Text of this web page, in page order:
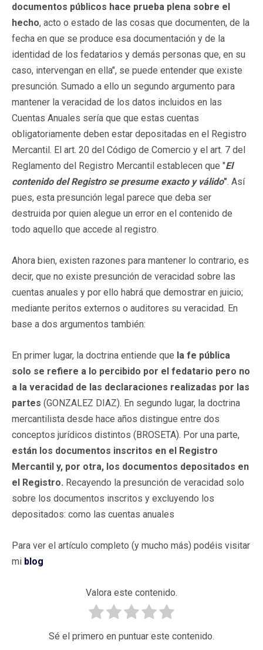
documentos públicos hace prueba plena sobre el
hecho, acto o estado de las cosas que documenten, de la
fecha en que se produce esa documentación y de la
identidad de los fedatarios y demás personas que, en su
caso, intervengan en ella", se puede entender que existe
presunción. Sumado a ello un segundo argumento para
mantener la veracidad de los datos incluidos en las
Cuentas Anuales sería que que estas cuentas
obligatoriamente deben estar depositadas en el Registro
Mercantil. El art. 20 del Código de Comercio y el art. 7 del
Reglamento del Registro Mercantil establecen que "El
contenido del Registro se presume exacto y válido". Así
pues, esta presunción legal parece que deba ser
destruida por quien alegue un error en el contenido de
todo aquello que accede al registro.
Ahora bien, existen razones para mantener lo contrario, es
decir, que no existe presunción de veracidad sobre las
cuentas anuales y por ello habrá que demostrar en juicio;
mediante peritos externos o auditores su veracidad. En
base a dos argumentos también:
En primer lugar, la doctrina entiende que la fe pública
solo se refiere a lo percibido por el fedatario pero no
a la veracidad de las declaraciones realizadas por las
partes (GONZALEZ DIAZ). En segundo lugar, la doctrina
mercantilista desde hace años distingue entre dos
conceptos jurídicos distintos (BROSETA). Por una parte,
están los documentos inscritos en el Registro
Mercantil y, por otra, los documentos depositados en
el Registro. Recayendo la presunción de veracidad solo
sobre los documentos inscritos y excluyendo los
depositados: como las cuentas anuales
Para ver el artículo completo (y mucho más) podéis visitar
mi blog
Valora este contenido.
Sé el primero en puntuar este contenido.